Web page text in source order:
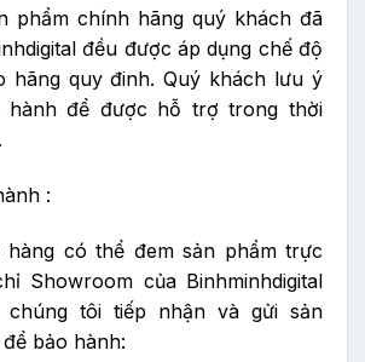
phẩm chính hãng quý khách đã
đều được áp dụng chế độ
hãng quy đinh. Quý khách lưu ý
hành để được hỗ trợ trong thời
:
có thể đem sản phẩm trực
Showroom của Binhminhdigital
chúng tôi tiếp nhận và gửi sản
bảo hành: